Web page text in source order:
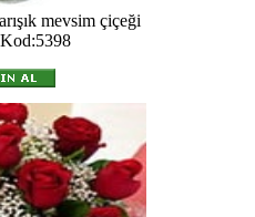
mevsim çiçeği